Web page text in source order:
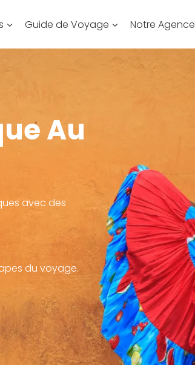
Guide de Voyage Notre Agence
Au
avec des
du voyage.